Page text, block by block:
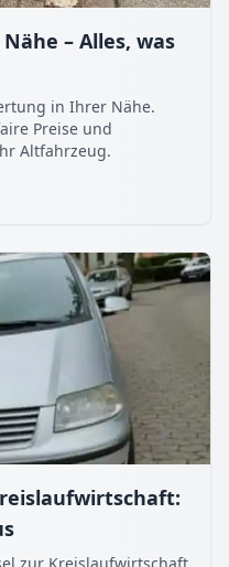
– Alles, was
in Ihrer Nähe.
Preise und
Altfahrzeug.